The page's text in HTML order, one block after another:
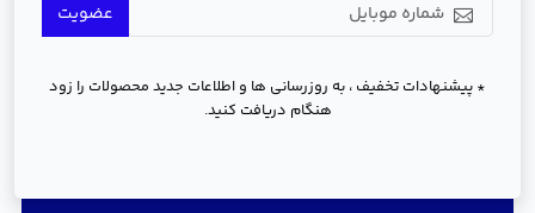
عضویت
* پیشنهادات تخفیف ، به روزرسانی ها و اطلاعات جدید محصولات را زود
هنگام دریافت کنید.